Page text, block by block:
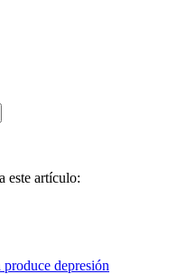
este artículo:
depresión